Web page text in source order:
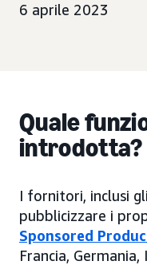
6 aprile 2023
Quale
introdotta?
I fornitori, inclusi gli
pubblicizzare i
Sponsored
Francia,